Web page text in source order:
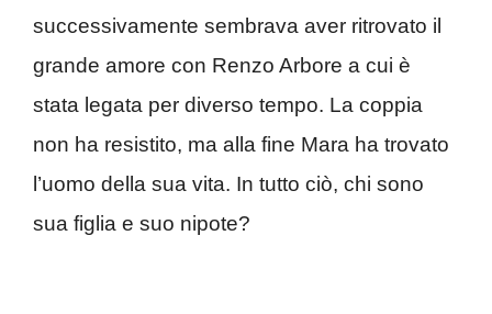
successivamente sembrava aver ritrovato il
grande amore con Renzo Arbore a cui è
stata legata per diverso tempo. La coppia
non ha resistito, ma alla fine Mara ha trovato
l’uomo della sua vita. In tutto ciò, chi sono
sua figlia e suo nipote?